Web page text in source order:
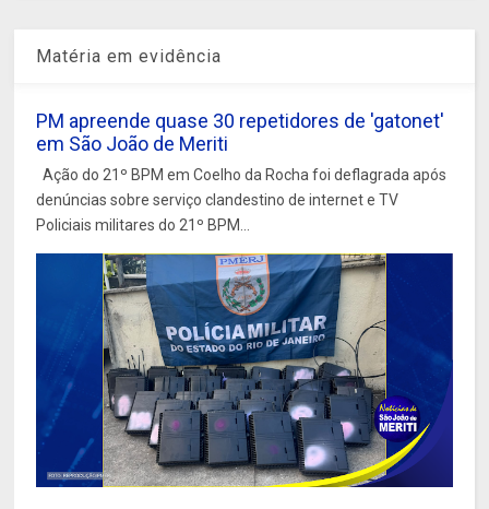
Matéria em evidência
PM apreende quase 30 repetidores de 'gatonet'
em São João de Meriti
Ação do 21º BPM em Coelho da Rocha foi deflagrada após
denúncias sobre serviço clandestino de internet e TV
Policiais militares do 21º BPM...